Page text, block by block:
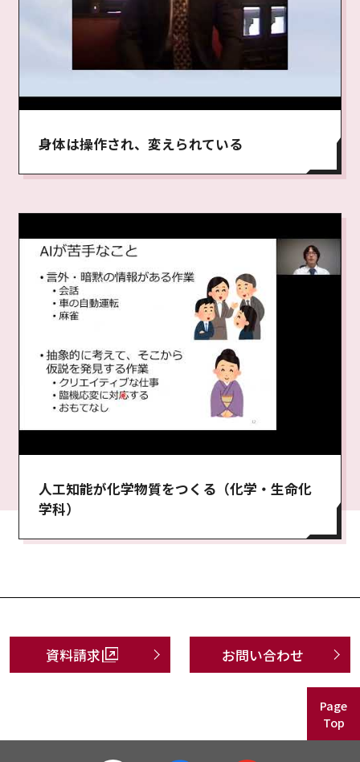
身体は操作され、変えられている
人工知能が化学物質をつくる（化学・生命化
学科）
資料請求 お問い合わせ
Page
Top